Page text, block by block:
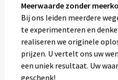
Meerwaarde zonder
Bij ons leiden meerdere
te experimenteren en
realiseren we originele
prijzen. U vertelt ons uw
een uniek resultaat. Uw
geschenk!